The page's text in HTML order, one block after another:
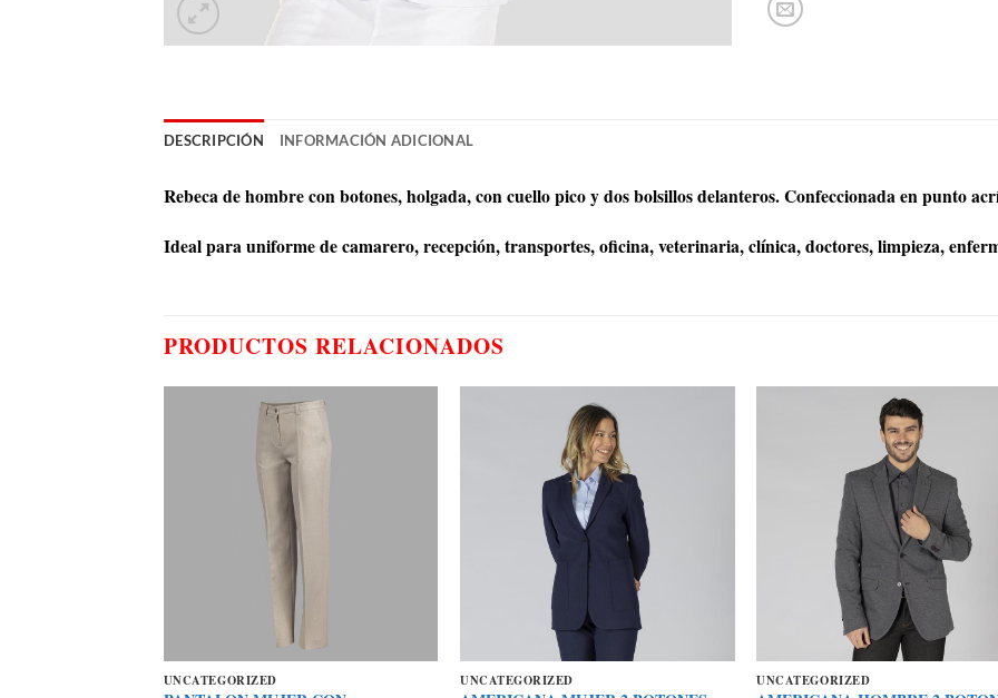
DESCRIPCIÓN INFORMACIÓN ADICIONAL
Rebeca de hombre con botones, holgada, con cuello pico y dos bolsillos delanteros. Confeccionada en punto
Ideal para uniforme de camarero, recepción, transportes, oficina, veterinaria, clínica, doctores, limpieza,
PRODUCTOS RELACIONADOS
UNCATEGORIZED UNCATEGORIZED UNCATEGORIZED